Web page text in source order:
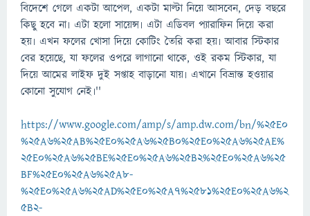
বিদেশে গেলে একটা আপেল, একটা মাল্টা নিয়ে আসবেন, দেড় বছরে
কিছু হবে না৷ এটা হলো সায়েন্স৷ এটা এডিবল প্যারাফিন দিয়ে করা
হয়৷ এখন ফলের খোসা দিয়ে কোটিং তৈরি করা হয়৷ আবার স্টিকার
বের হয়েছে, যা ফলের ওপরে লাগানো থাকে, ওই রকম স্টিকার, যা
দিয়ে আমের লাইফ দুই সপ্তাহ বাড়ানো যায়৷ এখানে বিভ্রান্ত হওয়ার
কোনো সুযোগ নেই৷''
https://www.google.com/amp/s/amp.dw.com/bn/%25E0
%25A6%25AB%25E0%25A6%25B0%25E0%25A6%25AE%
25E0%25A6%25BE%25E0%25A6%25B2%25E0%25A6%25
BF%25E0%25A6%25A8-
%25E0%25A6%25AD%25E0%25A7%2581%25E0%25A6%2
5B2-